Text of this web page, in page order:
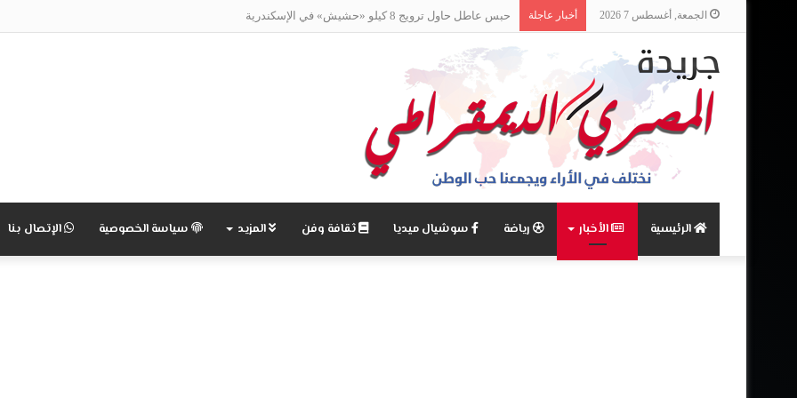
الجمعة, أغسطس 7 2026 أخبار عاجلة حبس عاطل حاول ترويج 8 كيلو «حشيش» في الإسكندرية
الرئيسية الأخبار رياضة سوشيال ميديا ثقافة وفن المزيد سياسة الخصوصية الإتصال بنا